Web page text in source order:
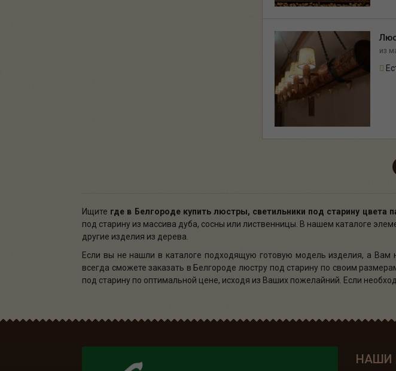
из
Ищите где в Белгороде купить люстры, светильники под старину цвета
под старину из массива дуба, сосны или лиственницы. В нашем каталоге
другие изделия из дерева.
Если вы не нашли в каталоге подходящую готовую модель изделия, а
всегда сможете заказать в Белгороде люстру под старину по своим
под старину по оптимальной цене, исходя из Ваших пожелайний. Если
НАШИ